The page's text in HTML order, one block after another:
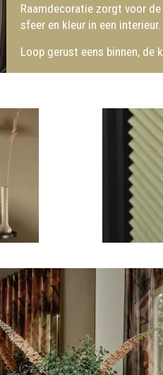
Raamdecoratie zorgt voor
sfeer en kleur in een interieur.
Loop gerust eens binnen, de